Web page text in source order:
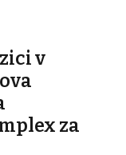
v
za